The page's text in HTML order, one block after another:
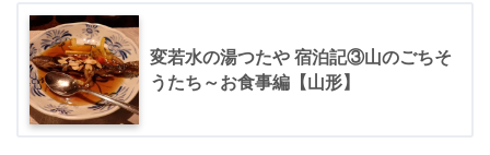
変若水の湯つたや 宿泊記③山のごちそ
うたち～お食事編【山形】